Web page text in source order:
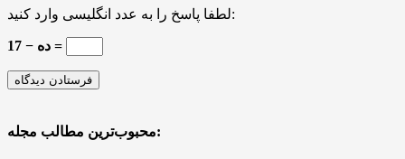
لطفا پاسخ را به عدد انگلیسی وارد کنید:
17 − ده =
محبوب‌ترین مطالب مجله: